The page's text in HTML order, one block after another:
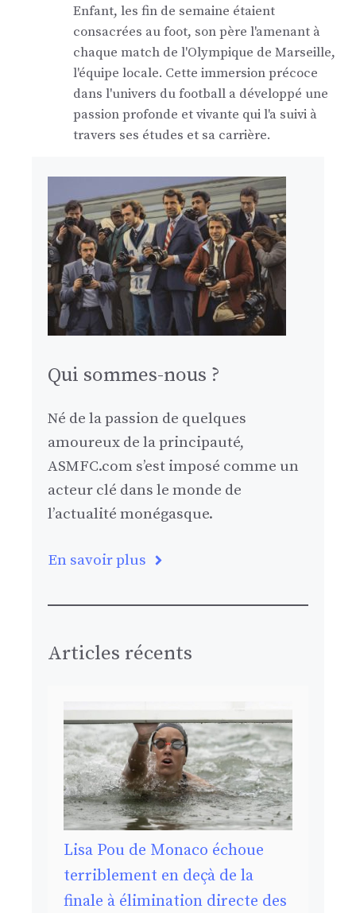
Enfant, les fin de semaine étaient
consacrées au foot, son père l'amenant à
chaque match de l'Olympique de Marseille,
l'équipe locale. Cette immersion précoce
dans l'univers du football a développé une
passion profonde et vivante qui l'a suivi à
travers ses études et sa carrière.
Qui sommes-nous ?
Né de la passion de quelques
amoureux de la principauté,
ASMFC.com s’est imposé comme un
acteur clé dans le monde de
l’actualité monégasque.
En savoir plus
Articles récents
Lisa Pou de Monaco échoue
terriblement en deçà de la
finale à élimination directe des